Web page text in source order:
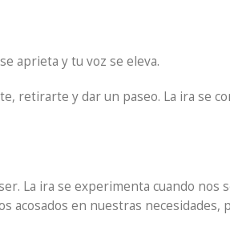
aprieta y tu voz se eleva.
retirarte y dar un paseo. La ira se
La ira se experimenta cuando nos
en nuestras